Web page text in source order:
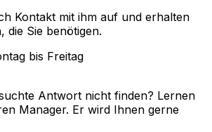
Kontakt mit ihm auf und erhalten
die Sie benötigen.
bis Freitag
Antwort nicht finden? Lernen
Manager. Er wird Ihnen gerne